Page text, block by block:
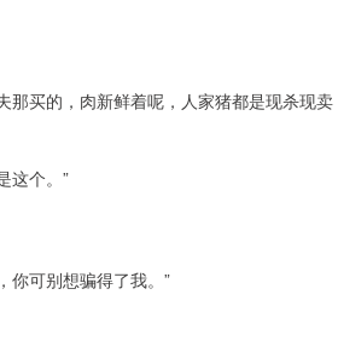
那买的，肉新鲜着呢，人家猪都是现杀现卖
这个。”
你可别想骗得了我。”